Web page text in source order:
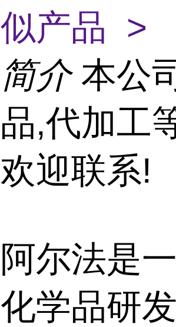
似产品 >
简介 本公
品,代加工
欢迎联系!
阿尔法是
化学品研